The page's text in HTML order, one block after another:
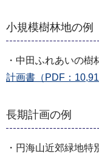
小規模樹林地の例
・中田ふれあいの樹
計画書（PDF：
長期計画の例
・円海山近郊緑地